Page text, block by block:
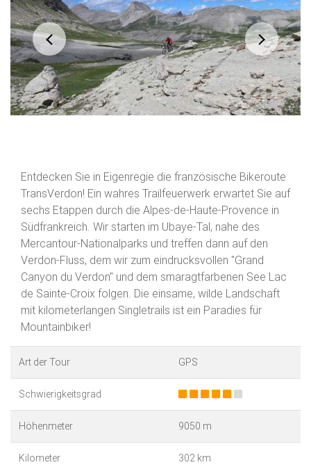
Entdecken Sie in Eigenregie die französische Bikeroute
TransVerdon! Ein wahres Trailfeuerwerk erwartet Sie auf
sechs Etappen durch die Alpes-de-Haute-Provence in
Südfrankreich. Wir starten im Ubaye-Tal, nahe des
Mercantour-Nationalparks und treffen dann auf den
Verdon-Fluss, dem wir zum eindrucksvollen "Grand
Canyon du Verdon" und dem smaragtfarbenen See Lac
de Sainte-Croix folgen. Die einsame, wilde Landschaft
mit kilometerlangen Singletrails ist ein Paradies für
Mountainbiker!
Art der Tour GPS
Schwierigkeitsgrad
Höhenmeter 9050 m
Kilometer 302 km